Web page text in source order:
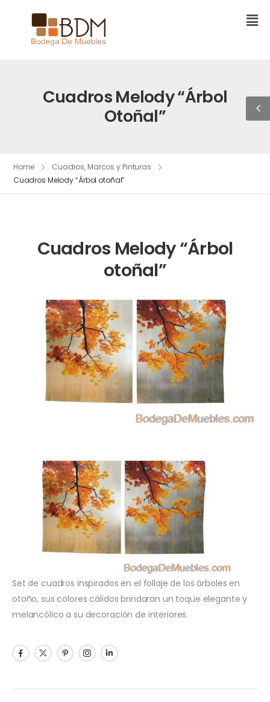
Cuadros Melody “Árbol
Otoñal”
Home
Cuadros, Marcos y Pinturas
Cuadros Melody “Árbol otoñal”
Cuadros Melody “Árbol
otoñal”
Set de cuadros inspirados en el follaje de los árboles en
otoño, sus colores cálidos brindaran un toque elegante y
melancólico a su decoración de interiores.